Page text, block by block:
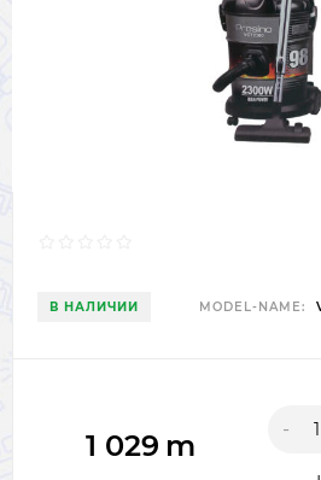
В НАЛИЧИИ MODEL-NAME:
1 029 m -